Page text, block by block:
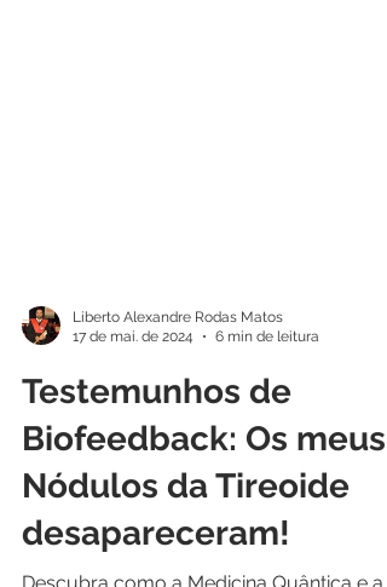
17 de mai. de 2024
6 min de leitura
Testemunhos de
Biofeedback: Os meus
Nódulos da Tireoide